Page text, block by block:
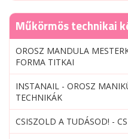
Műkörmös technikai
OROSZ MANDULA
FORMA TITKAI
INSTANAIL - OROSZ
TECHNIKÁK
CSISZOLD A TUDÁSOD! -